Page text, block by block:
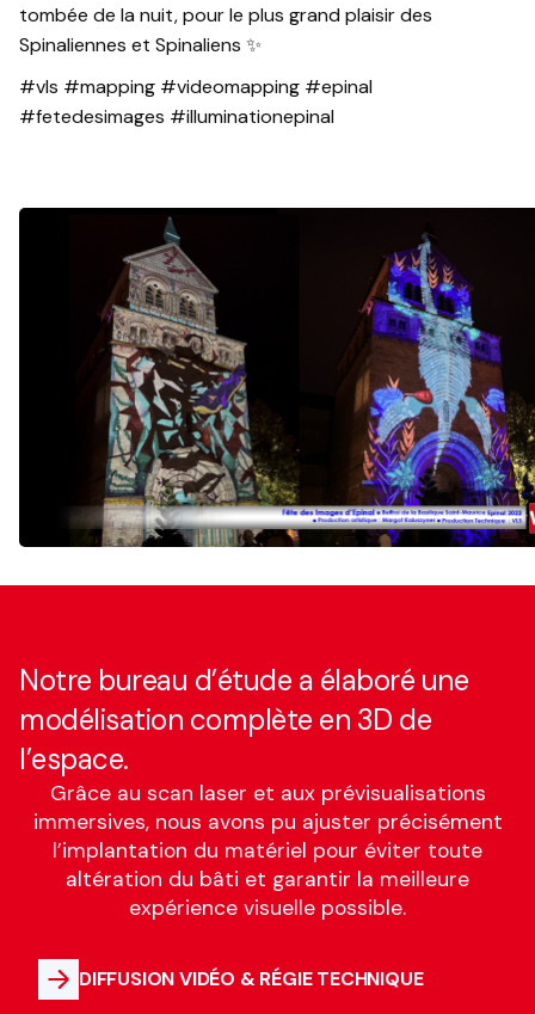
tombée de la nuit, pour le plus grand plaisir des
Spinaliennes et Spinaliens ✨
#vls #mapping #videomapping #epinal
#fetedesimages #illuminationepinal
Notre bureau d’étude a élaboré une
modélisation complète en 3D de
l’espace.
Grâce au scan laser et aux prévisualisations
immersives, nous avons pu ajuster précisément
l’implantation du matériel pour éviter toute
altération du bâti et garantir la meilleure
expérience visuelle possible.
DIFFUSION VIDÉO & RÉGIE TECHNIQUE